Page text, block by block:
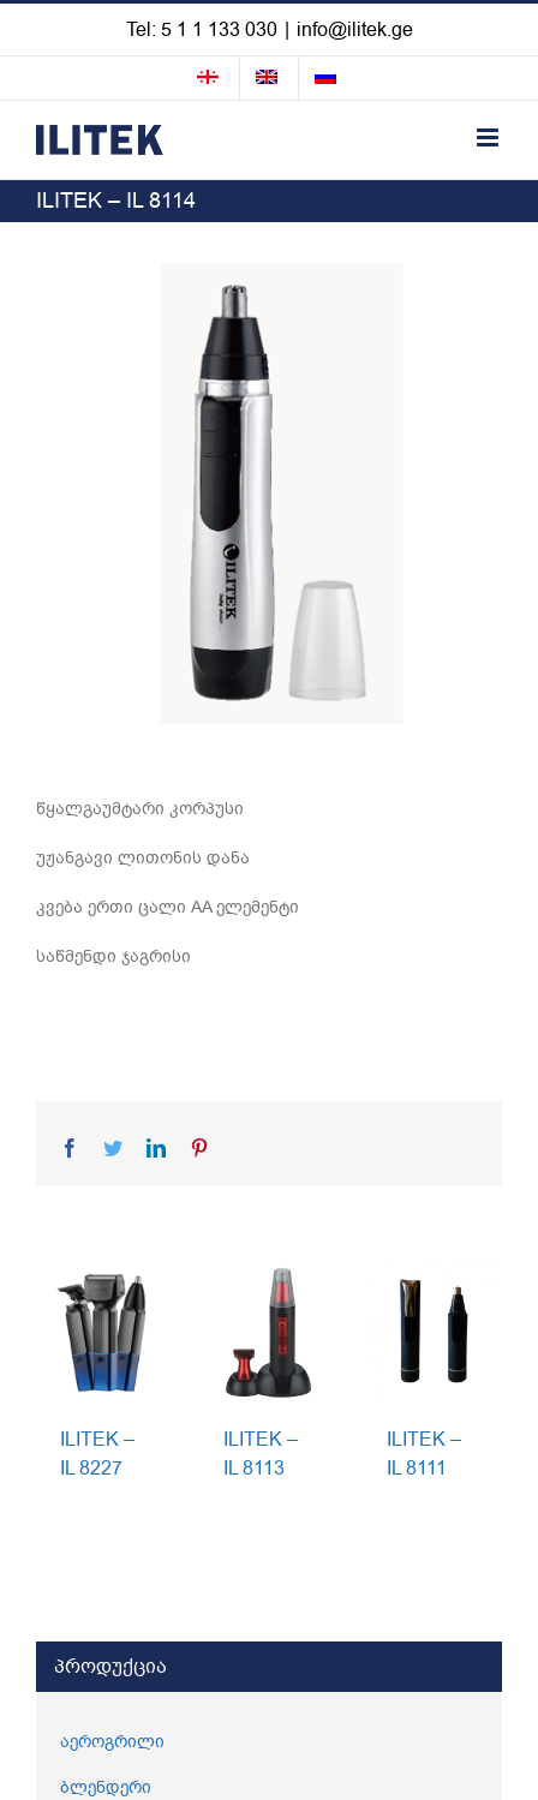
Skip
content
Tel: 5 1 1 133 030 | info@ilitek.ge
ILITEK – IL 8114
წყალგაუმტარი კორპუსი
უჟანგავი ლითონის დანა
კვება ერთი ცალი AA ელემენტი
საწმენდი ჯაგრისი
Facebook
TwitterLinkedIn
ILITEK –
IL 8227
ILITEK –
IL 8113
ILITEK –
IL 8111
პროდუქცია
აეროგრილი
ბლენდერი